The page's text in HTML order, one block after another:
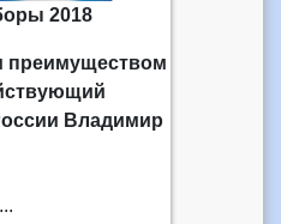
2018
Владимир